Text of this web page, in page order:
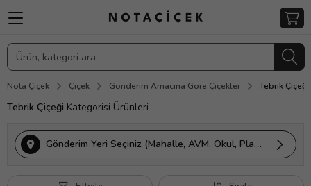
Nota Çiçek Çiçek Gönderim Amacına Göre Çiçekler Tebrik Çiçeği
Tebrik Çiçeği Kategorisi Ürünleri
Gönderim Yeri Seçiniz (Mahalle, AVM, Okul, Plaza vs.)